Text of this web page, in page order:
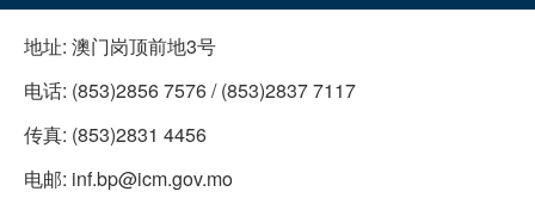
地址: 澳门岗顶前地3号
电话: (853)2856 7576 / (853)2837 7117
传真: (853)2831 4456
电邮: inf.bp@icm.gov.mo